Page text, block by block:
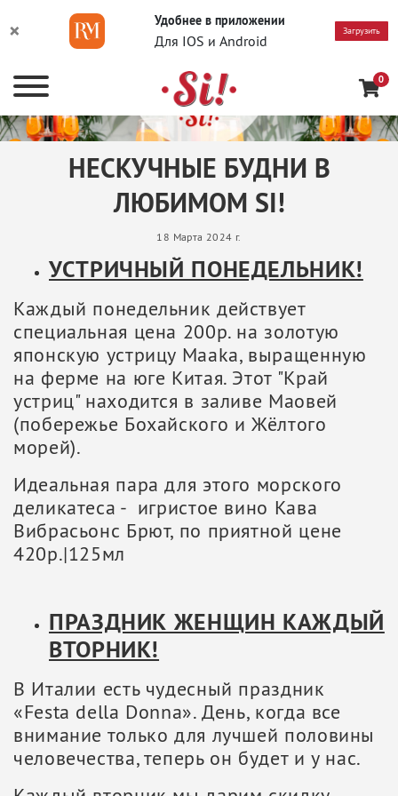
× Удобнее в приложении
Для IOS и Android
Загрузить
0
НЕСКУЧНЫЕ БУДНИ В
ЛЮБИМОМ SI!
18 Марта 2024 г.
УСТРИЧНЫЙ ПОНЕДЕЛЬНИК!
Каждый понедельник действует
специальная цена 200р. на золотую
японскую устрицу Maaka, выращeнную
на ферме на юге Китая. Этот "Край
устриц" находится в заливе Маовей
(побережье Бохайского и Жёлтого
морей).
Идеальная пара для этого морского
деликатеса - игристое вино Кава
Вибрасьонс Брют, по приятной цене
420р.|125мл
ПРАЗДНИК ЖЕНЩИН КАЖДЫЙ
ВТОРНИК!
В Италии есть чудесный праздник
«Festa della Donna». День, когда все
внимание только для лучшей половины
человечества, теперь он будет и у нас.